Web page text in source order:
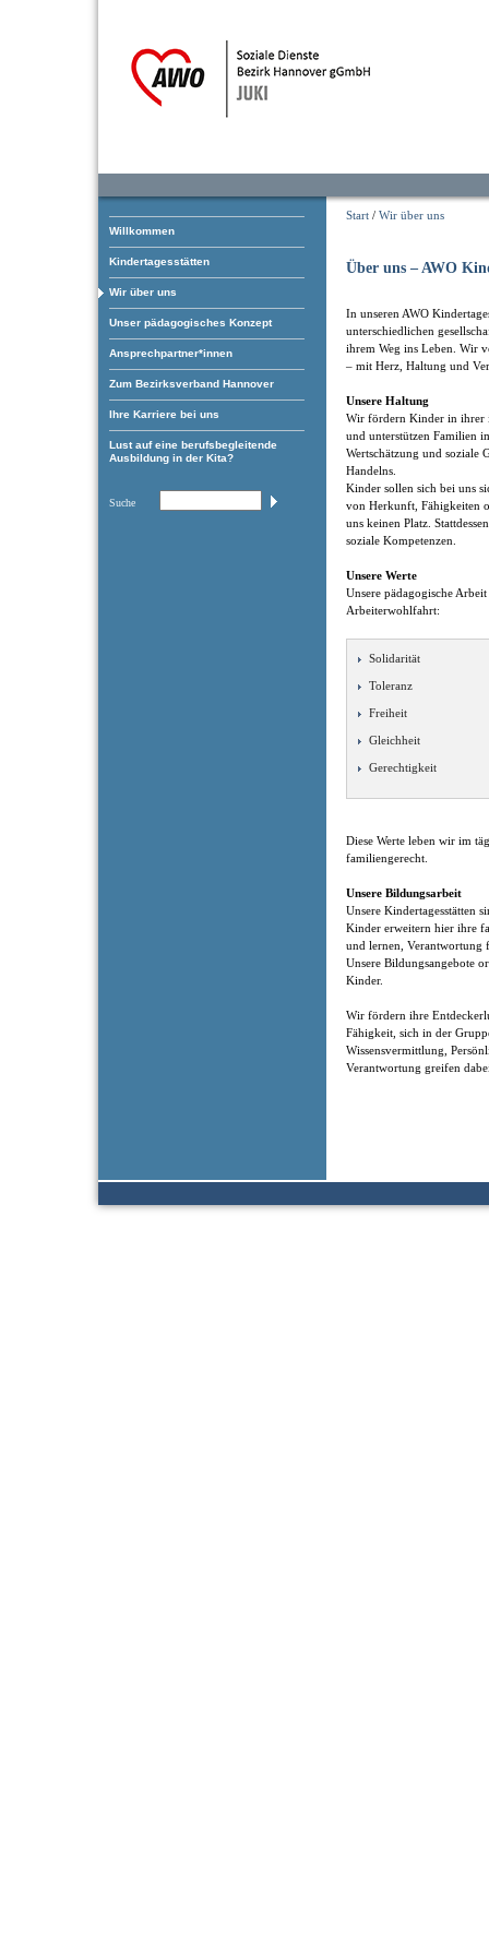
Willkommen
Kindertagesstätten
Wir über uns
Unser pädagogisches Konzept
Ansprechpartner*innen
Zum Bezirksverband Hannover
Ihre Karriere bei uns
Lust auf eine berufsbegleitende
Ausbildung in der Kita?
Suche
Start / Wir über uns
Über uns – AWO
In unseren AWO
unterschiedlichen
ihrem Weg ins Leben. Wir
– mit Herz, Haltung und
Unsere Haltung
Wir fördern Kinder in ihrer
und unterstützen Familien
Wertschätzung und soziale
Handelns.
Kinder sollen sich bei uns
von Herkunft, Fähigkeiten
uns keinen Platz.
soziale Kompetenzen.
Unsere Werte
Unsere pädagogische
Arbeiterwohlfahrt:
Solidarität
Toleranz
Freiheit
Gleichheit
Gerechtigkeit
Diese Werte leben wir im
familiengerecht.
Unsere Bildungsarbeit
Unsere Kindertagesstätten
Kinder erweitern hier ihre
und lernen, Verantwortung
Unsere Bildungsangebote
Kinder.
Wir fördern ihre
Fähigkeit, sich in der
Wissensvermittlung,
Verantwortung greifen